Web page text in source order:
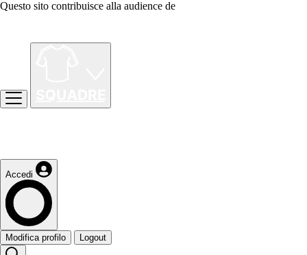
Questo sito contribuisce alla audience de
Accedi
Modifica profilo Logout